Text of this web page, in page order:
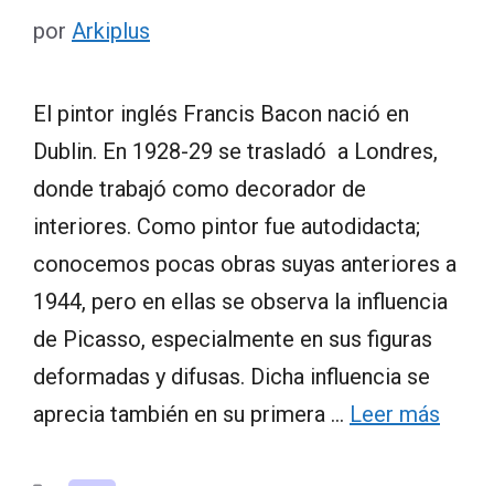
por Arkiplus
El pintor inglés Francis Bacon nació en
Dublin. En 1928-29 se trasladó a Londres,
donde trabajó como decorador de
interiores. Como pintor fue autodidacta;
conocemos pocas obras suyas anteriores a
1944, pero en ellas se observa la influencia
de Picasso, especialmente en sus figuras
deformadas y difusas. Dicha influencia se
aprecia también en su primera … Leer más